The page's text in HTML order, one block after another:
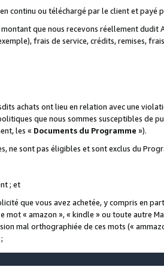
continu ou téléchargé par le client et payé
que nous recevons réellement dudit
frais de service, crédits, remises,
achats ont lieu en relation avec une
que nous sommes susceptibles de
les « Documents du Programme »).
ne sont pas éligibles et sont exclus du
; et
que vous avez achetée, y compris en
« amazon », « kindle » ou toute autre
mal orthographiée de ces mots («